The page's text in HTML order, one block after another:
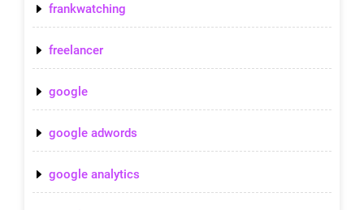
frankwatching
freelancer
google
google adwords
google analytics